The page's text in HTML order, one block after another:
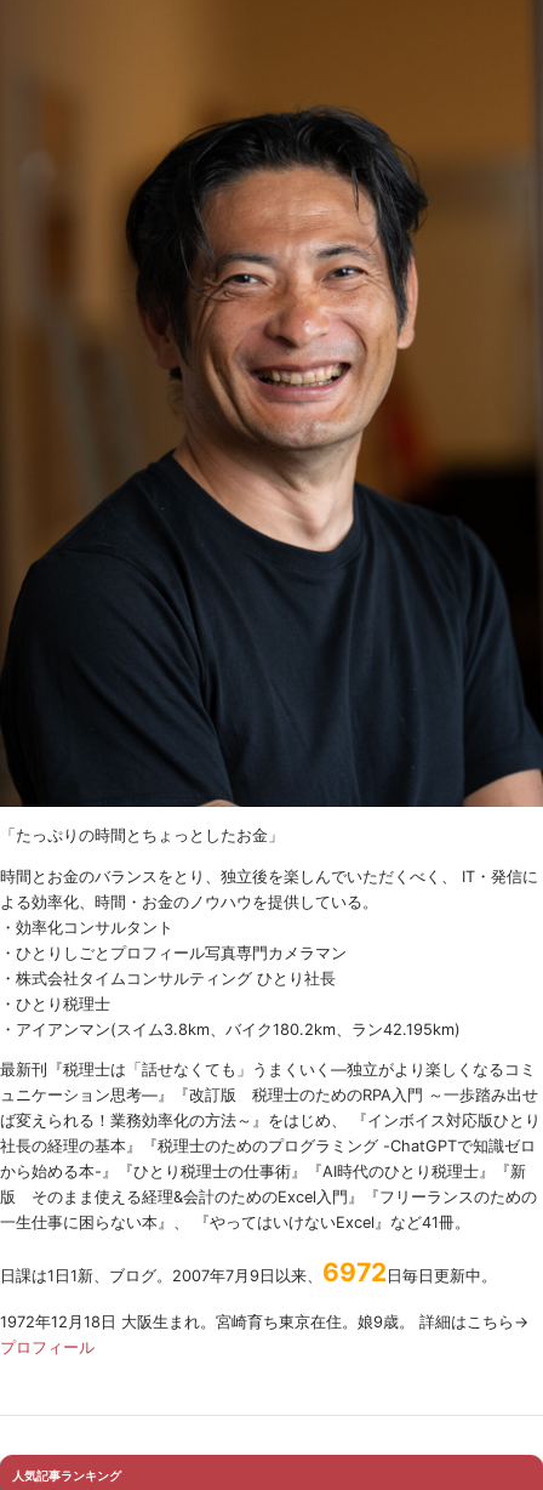
「たっぷりの時間とちょっとしたお金」
時間とお金のバランスをとり、独立後を楽しんでいただくべく、 IT・発信に
よる効率化、時間・お金のノウハウを提供している。
・効率化コンサルタント
・ひとりしごとプロフィール写真専門カメラマン
・株式会社タイムコンサルティング ひとり社長
・ひとり税理士
・アイアンマン(スイム3.8km、バイク180.2km、ラン42.195km)
最新刊『税理士は「話せなくても」うまくいく ―独立がより楽しくなるコミ
ュニケーション思考―』『改訂版 税理士のためのRPA入門 ～一歩踏み出せ
ば変えられる！業務効率化の方法～』をはじめ、 『インボイス対応版ひとり
社長の経理の基本』『税理士のためのプログラミング -ChatGPTで知識ゼロ
から始める本-』『ひとり税理士の仕事術』『AI時代のひとり税理士』『新
版 そのまま使える経理&会計のためのExcel入門』『フリーランスのための
一生仕事に困らない本』、 『やってはいけないExcel』など41冊。
日課は1日1新、ブログ。2007年7月9日以来、 6972 日毎日更新中。
1972年12月18日 大阪生まれ。宮崎育ち東京在住。娘9歳。 詳細はこちら→
プロフィール
人気記事ランキング